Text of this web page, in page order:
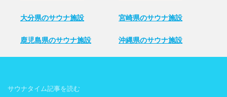
大分県のサウナ施設 宮崎県のサウナ施設
鹿児島県のサウナ施設 沖縄県のサウナ施設
サウナタイム記事を読む